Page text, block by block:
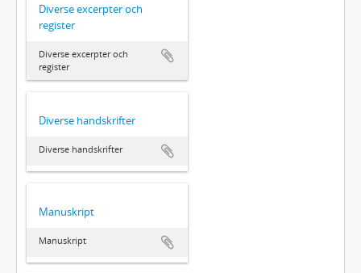
Diverse excerpter och
register
Diverse excerpter och
register
Diverse handskrifter
Diverse handskrifter
Manuskript
Manuskript